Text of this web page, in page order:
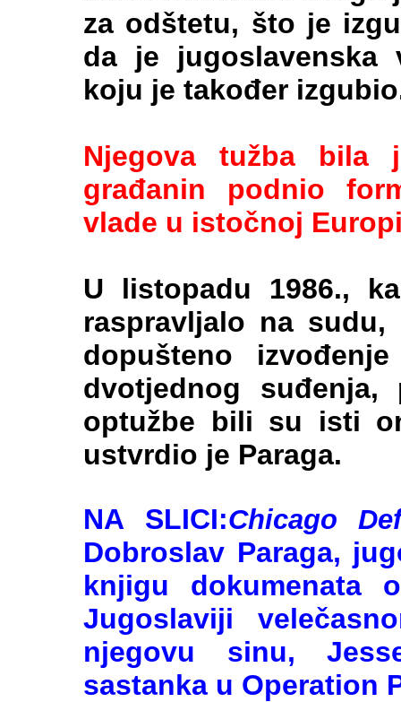
za odštetu, što je
da je jugoslavenska
koju je također
Njegova tužba
građanin podnio
vlade u istočnoj
U listopadu 1986.,
raspravljalo na
dopušteno
dvotjednog
optužbe bili su isti
ustvrdio je Paraga.
NA SLICI:Chicago
Dobroslav Paraga,
knjigu dokumenata
Jugoslaviji
njegovu sinu,
sastanka u Operation